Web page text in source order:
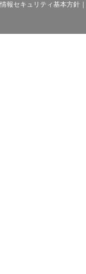
情報セキュリティ基本方針 ｜